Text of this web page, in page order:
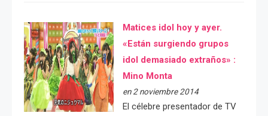
Matices idol hoy y ayer.
«Están surgiendo grupos
idol demasiado extraños» :
Mino Monta
en 2 noviembre 2014
El célebre presentador de TV